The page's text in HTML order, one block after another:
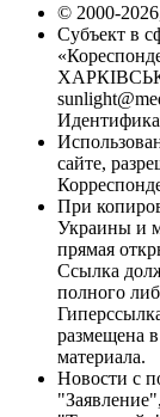
© 2000-
Субъект в
сайте,
При
Украины и
прямая
Ссылка
полного
размещена
материала.
Новости с